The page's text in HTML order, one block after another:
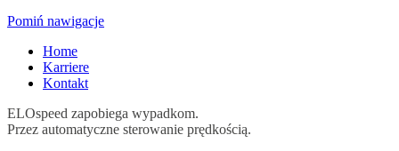
Pomiń nawigacje
Home
Karriere
Kontakt
ELOspeed zapobiega wypadkom.
Przez automatyczne sterowanie prędkością.